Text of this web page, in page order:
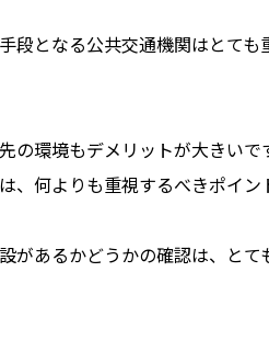
となる公共交通機関はとても
の環境もデメリットが大きいで
何よりも重視するべきポイン
あるかどうかの確認は、とて